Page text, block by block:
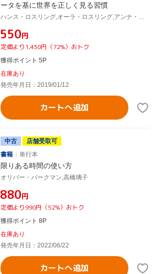
ータを基に世界を正しく見る習慣
ハンス・ロスリング,オーラ・ロスリング,アンナ・ロスリング・ロンランド,上杉周作,関美和
¥550円
定価より1,430円（72%）おトク
獲得ポイント 5P
在庫あり
発売年月日：2019/01/12
カートへ追加
中古
店舗受取可
書籍
単行本
限りある時間の使い方
オリバー・バークマン,高橋璃子
¥880円
定価より990円（52%）おトク
獲得ポイント 8P
在庫あり
発売年月日：2022/06/22
カートへ追加